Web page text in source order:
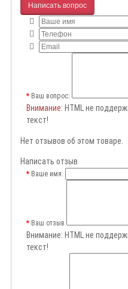
Написать вопрос
Ваш вопрос:
Внимание: HTML не
текст!
Нет отзывов об этом товаре.
Написать отзыв
Ваше имя:
Ваш отзыв
Внимание: HTML не
текст!